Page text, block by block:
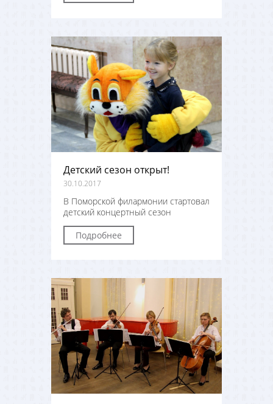
Детский сезон открыт!
30.10.2017
В Поморской филармонии стартовал
детский концертный сезон
Подробнее